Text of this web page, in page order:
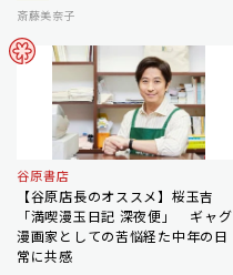
斎藤美奈子
谷原書店
【谷原店長のオススメ】桜玉吉
「満喫漫玉日記 深夜便」 ギャグ
漫画家としての苦悩経た中年の日
常に共感